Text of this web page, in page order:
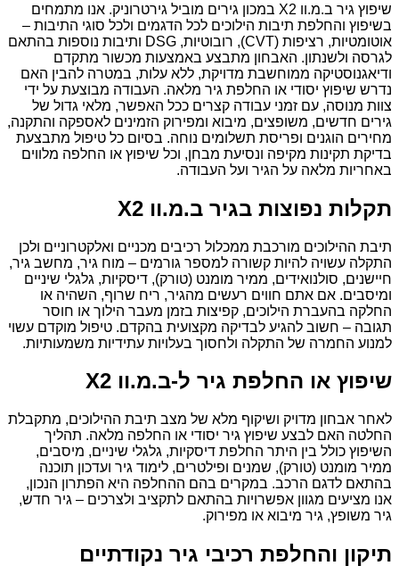
שיפוץ גיר ב.מ.וו X2 במכון גירים מוביל גירטרוניק. אנו מתמחים
בשיפוץ והחלפת תיבות הילוכים לכל הדגמים ולכל סוגי התיבות –
אוטומטיות, רציפות (CVT), רובוטיות, DSG ותיבות נוספות בהתאם
לגרסה ולשנתון. האבחון מתבצע באמצעות מכשור מתקדם
ודיאגנוסטיקה ממוחשבת מדויקת, ללא עלות, במטרה להבין האם
נדרש שיפוץ יסודי או החלפת גיר מלאה. העבודה מבוצעת על ידי
צוות מנוסה, עם זמני עבודה קצרים ככל האפשר, מלאי גדול של
גירים חדשים, משופצים, מיבוא ומפירוק הזמינים לאספקה והתקנה,
מחירים הוגנים ופריסת תשלומים נוחה. בסיום כל טיפול מתבצעת
בדיקת תקינות מקיפה ונסיעת מבחן, וכל שיפוץ או החלפה מלווים
באחריות מלאה על הגיר ועל העבודה.
תקלות נפוצות בגיר ב.מ.וו X2
תיבת ההילוכים מורכבת ממכלול רכיבים מכניים ואלקטרוניים ולכן
התקלה עשויה להיות קשורה למספר גורמים – מוח גיר, מחשב גיר,
חיישנים, סולנואידים, ממיר מומנט (טורק), דיסקיות, גלגלי שיניים
ומיסבים. אם אתם חווים רעשים מהגיר, ריח שרוף, השהיה או
החלקה בהעברת הילוכים, קפיצות בזמן מעבר הילוך או חוסר
תגובה – חשוב להגיע לבדיקה מקצועית בהקדם. טיפול מוקדם עשוי
למנוע החמרה של התקלה ולחסוך בעלויות עתידיות משמעותיות.
שיפוץ או החלפת גיר ל-ב.מ.וו X2
לאחר אבחון מדויק ושיקוף מלא של מצב תיבת ההילוכים, מתקבלת
החלטה האם לבצע שיפוץ גיר יסודי או החלפה מלאה. תהליך
השיפוץ כולל בין היתר החלפת דיסקיות, גלגלי שיניים, מיסבים,
ממיר מומנט (טורק), שמנים ופילטרים, לימוד גיר ועדכון תוכנה
בהתאם לדגם הרכב. במקרים בהם ההחלפה היא הפתרון הנכון,
אנו מציעים מגוון אפשרויות בהתאם לתקציב ולצרכים – גיר חדש,
גיר משופץ, גיר מיבוא או מפירוק.
תיקון והחלפת רכיבי גיר נקודתיים